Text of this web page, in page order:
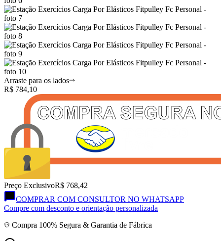
Arraste para os lados
R$ 784,10
Preço ExclusivoR$ 768,42
COMPRAR COM CONSULTOR NO WHATSAPP
Compre com desconto e orientação personalizada
Compra 100% Segura & Garantia de Fábrica